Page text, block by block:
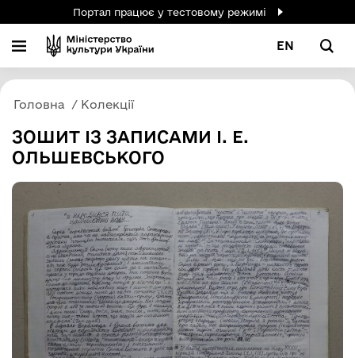
Портал працює у тестовому режимі
EN
Головна Колекції
ЗОШИТ ІЗ ЗАПИСАМИ І. Е.
ОЛЬШЕВСЬКОГО